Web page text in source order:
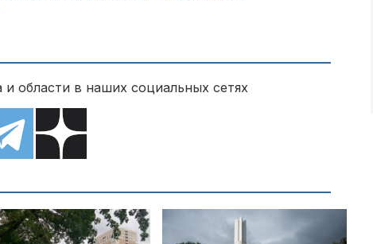
области в наших социальных сетях